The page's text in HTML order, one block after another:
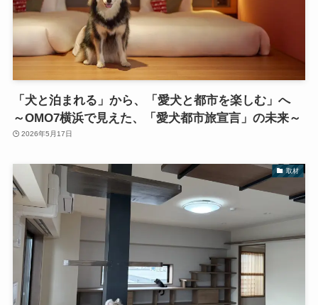
「犬と泊まれる」から、「愛犬と都市を楽しむ」へ
～OMO7横浜で見えた、「愛犬都市旅宣言」の未来～
2026年5月17日
取材